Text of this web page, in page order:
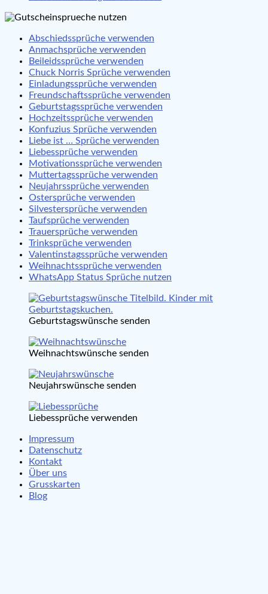
Abschiedssprüche verwenden
Anmachsprüche verwenden
Beileidssprüche verwenden
Chuck Norris Sprüche verwenden
Einladungssprüche verwenden
Freundschaftssprüche verwenden
Geburtstagssprüche verwenden
Hochzeitssprüche verwenden
Konfuzius Sprüche verwenden
Liebe ist … Sprüche verwenden
Liebessprüche verwenden
Motivationssprüche verwenden
Muttertagssprüche verwenden
Neujahrssprüche verwenden
Ostersprüche verwenden
Silvestersprüche verwenden
Taufsprüche verwenden
Trauersprüche verwenden
Trinksprüche verwenden
Valentinstagssprüche verwenden
Weihnachtssprüche verwenden
WhatsApp Status Sprüche nutzen
Geburtstagswünsche senden
Weihnachtswünsche senden
Neujahrswünsche senden
Liebessprüche verwenden
Impressum
Datenschutz
Kontakt
Über uns
Grusskarten
Blog